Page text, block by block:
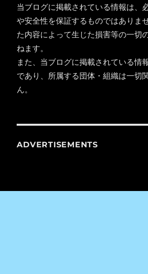
当ブログに掲載されている情報は、
や安全性を保証するものではありま
た内容によって生じた損害等の一切
ねます。
また、当ブログに掲載されている情
であり、所属する団体・組織は一切
ん。
ADVERTISEMENTS